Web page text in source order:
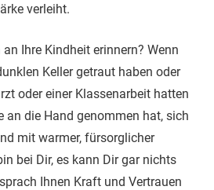
verleiht.
Ihre Kindheit erinnern? Wenn
Keller getraut haben oder
oder einer Klassenarbeit hatten
an die Hand genommen hat, sich
mit warmer, fürsorglicher
bei Dir, es kann Dir gar nichts
Ihnen Kraft und Vertrauen